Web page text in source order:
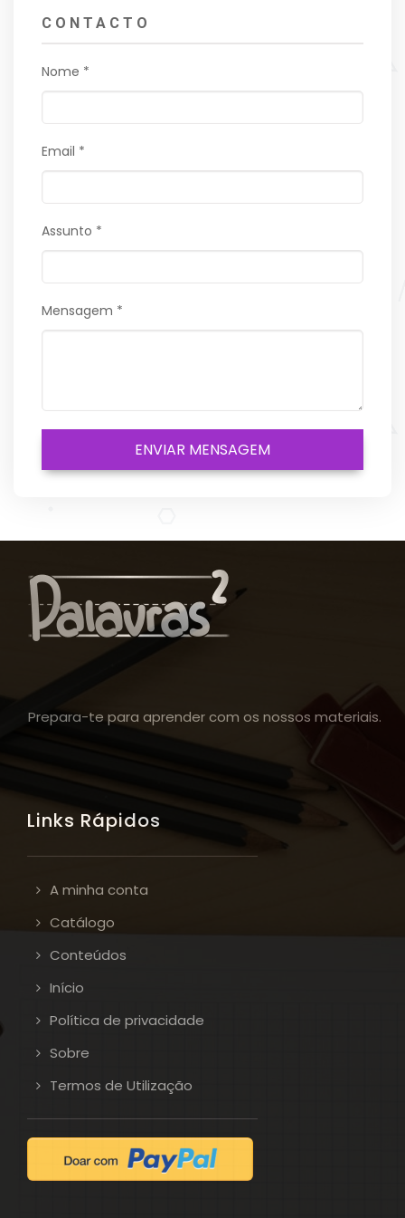
CONTACTO
Nome *
Email *
Assunto *
Mensagem *
Prepara-te para aprender com os nossos materiais.
Links Rápidos
A minha conta
Catálogo
Conteúdos
Início
Política de privacidade
Sobre
Termos de Utilização